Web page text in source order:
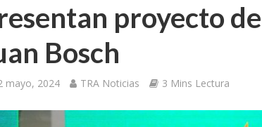
proyecto
Bosch
mayo, 2024 TRA Noticias 3 Mins Lectura